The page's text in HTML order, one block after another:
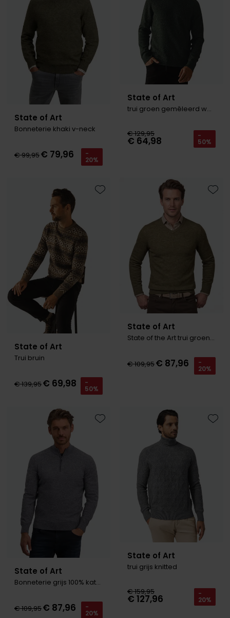
State of Art
Bonneterie khaki v-neck
€ 99,95€ 79,96 -
20%
State of Art
trui groen gemêleerd wol ronde hals
€ 129,95
€ 64,98 -
50%
State of Art
Trui bruin
€ 139,95€ 69,98 -
50%
Toevoegen aan favorieten
State of Art
State of the Art trui groen gemeleerd v-hals
€ 109,95€ 87,96 -
20%
State of Art
Bonneterie grijs 100% katoen
€ 109,95€ 87,96 -
20%
Toevoegen aan favorieten
State of Art
trui grijs knitted
€ 159,95
€ 127,96 -
20%